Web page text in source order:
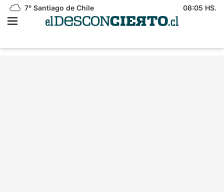
7° Santiago de Chile 08:05 HS.